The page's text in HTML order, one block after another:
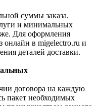
суммы заказа.
и минимальных
Для оформления
онлайн в migelectro.ru и
деталей доставки.
договора на каждую
пакет необходимых